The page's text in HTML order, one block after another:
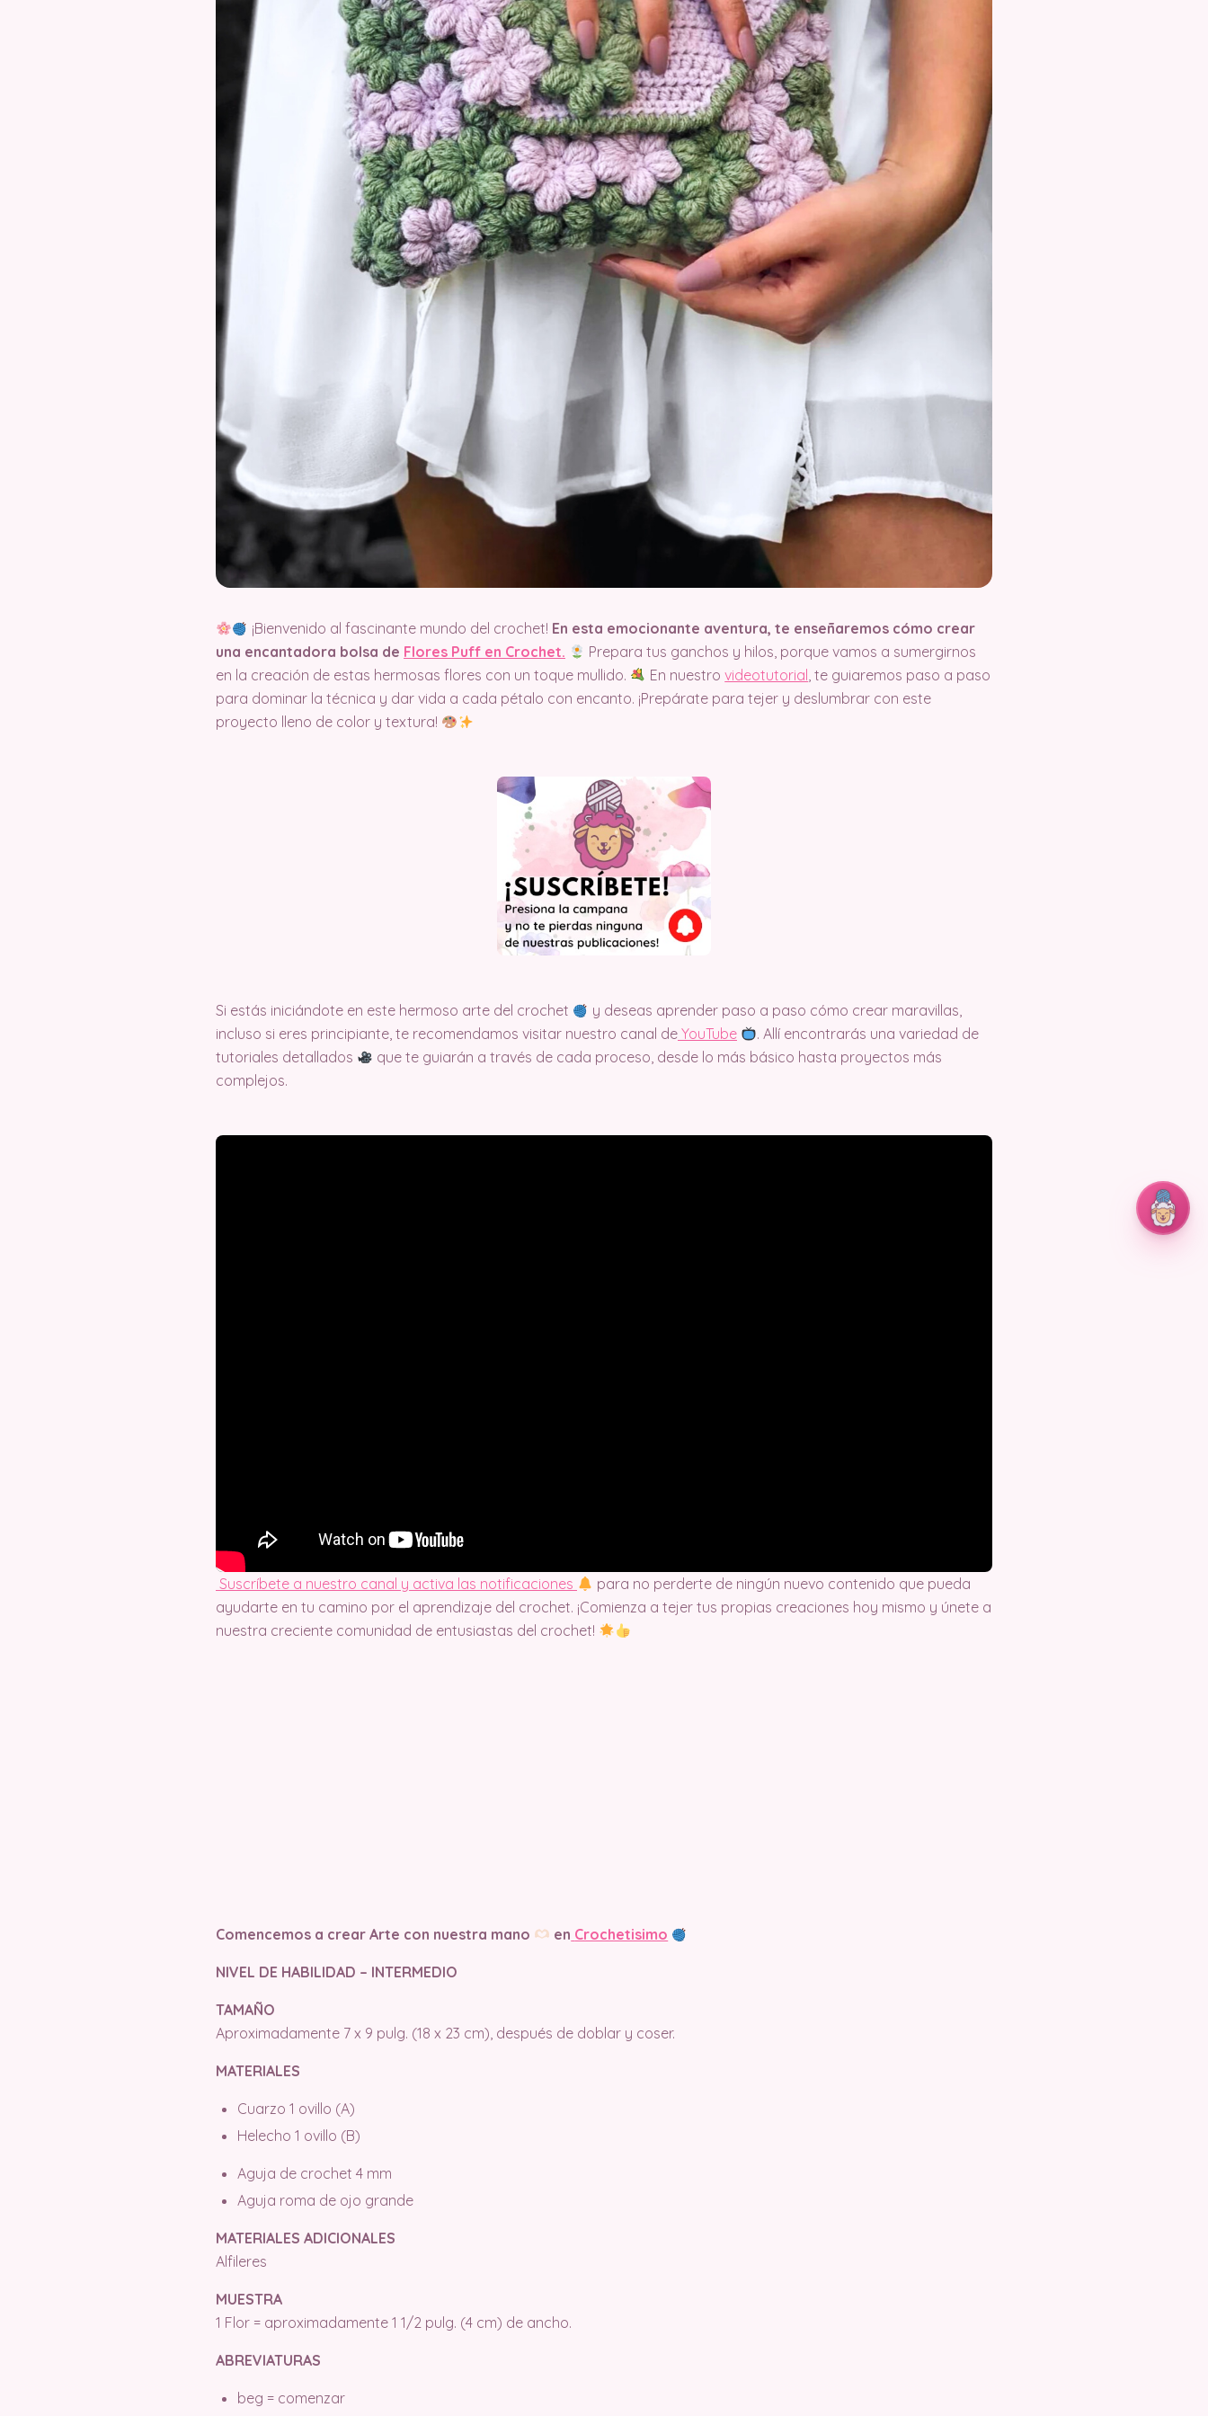
¡Bienvenido al fascinante mundo del crochet! En esta emocionante aventura, te enseñaremos cómo crear
una encantadora bolsa de Flores Puff en Crochet.
Prepara tus ganchos y hilos, porque vamos a sumergirnos
en la creación de estas hermosas flores con un toque mullido.
En nuestrovideotutorial , te guiaremos paso a paso
para dominar la técnica y dar vida a cada pétalo con encanto. ¡Prepárate para tejer y deslumbrar con este
proyecto lleno de color y textura!
Si estás iniciándote en este hermoso arte del crochet
y deseas aprender paso a paso cómo crear maravillas,
incluso si eres principiante, te recomendamos visitar nuestro canal de YouTube
. Allí encontrarás una variedad de
tutoriales detallados
que te guiarán a través de cada proceso, desde lo más básico hasta proyectos más
complejos.
Suscríbete a nuestro canal y activa las notificaciones
para no perderte de ningún nuevo contenido que pueda
ayudarte en tu camino por el aprendizaje del crochet. ¡Comienza a tejer tus propias creaciones hoy mismo y únete a
nuestra creciente comunidad de entusiastas del crochet!
Comencemos a crear Arte con nuestra mano en Crochetisimo
NIVEL DE HABILIDAD – INTERMEDIO
TAMAÑO
Aproximadamente 7 x 9 pulg. (18 x 23 cm), después de doblar y coser.
MATERIALES
Cuarzo 1 ovillo (A)
Helecho 1 ovillo (B)
Aguja de crochet 4 mm
Aguja roma de ojo grande
MATERIALES ADICIONALES
Alfileres
MUESTRA
1 Flor = aproximadamente 1 1/2 pulg. (4 cm) de ancho.
ABREVIATURAS
beg = comenzar